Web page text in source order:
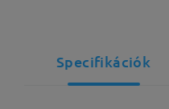
Specifikációk